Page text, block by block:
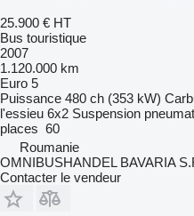
25.900 € HT
Bus touristique
2007
1.120.000 km
Euro 5
Puissance 480 ch (353 kW)
l'essieu 6x2 Suspension
places 60
Roumanie
OMNIBUSHANDEL BAVARIA
Contacter le vendeur